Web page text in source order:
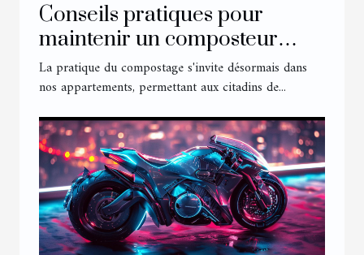
Conseils pratiques pour
maintenir un composteur
d’appartement efficace
La pratique du compostage s'invite désormais dans
nos appartements, permettant aux citadins de...